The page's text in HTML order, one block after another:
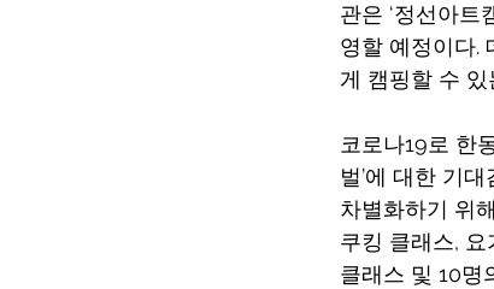
관은 ‘정선아트
영할 예정이다.
게 캠핑할 수
코로나19로 한
벌’에 대한 기
차별화하기 위
쿠킹 클래스,
클래스 및 10명